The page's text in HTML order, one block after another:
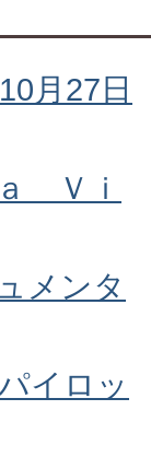
月27日
Ｖｉ
メンタ
イロッ